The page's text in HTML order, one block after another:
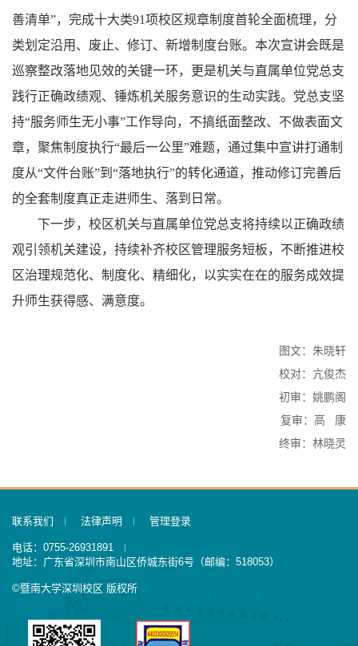
善清单”，完成十大类91项校区规章制度首轮全面梳理，分
类划定沿用、废止、修订、新增制度台账。本次宣讲会既是
巡察整改落地见效的关键一环，更是机关与直属单位党总支
践行正确政绩观、锤炼机关服务意识的生动实践。党总支坚
持“服务师生无小事”工作导向，不搞纸面整改、不做表面文
章，聚焦制度执行“最后一公里”难题，通过集中宣讲打通制
度从“文件台账”到“落地执行”的转化通道，推动修订完善后
的全套制度真正走进师生、落到日常。
下一步，校区机关与直属单位党总支将持续以正确政绩
观引领机关建设，持续补齐校区管理服务短板，不断推进校
区治理规范化、制度化、精细化，以实实在在的服务成效提
升师生获得感、满意度。
图文：朱晓轩
校对：亢俊杰
初审：姚鹏阁
复审：高 康
终审：林晓灵
联系我们 法律声明 管理登录
电话：0755-26931891
地址：广东省深圳市南山区侨城东街6号（邮编：518053）
©暨南大学深圳校区 版权所